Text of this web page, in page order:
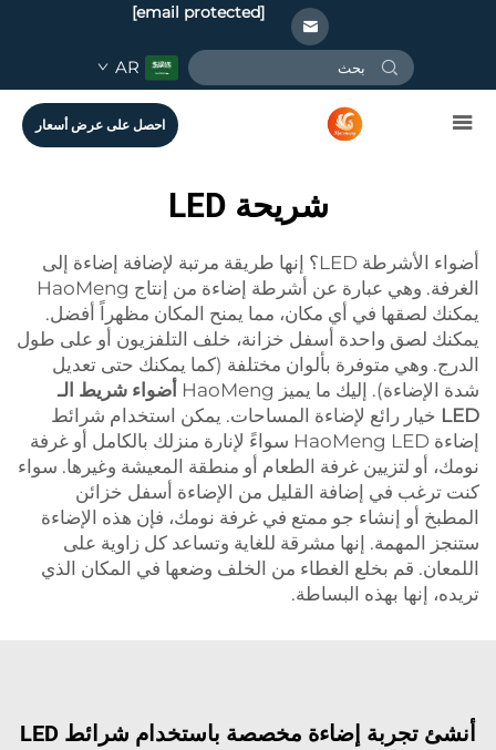
[email protected]
AR
احصل على عرض أسعار
شريحة LED
أضواء الأشرطة LED؟ إنها طريقة مرتبة لإضافة إضاءة إلى
الغرفة. وهي عبارة عن أشرطة إضاءة من إنتاج HaoMeng
يمكنك لصقها في أي مكان، مما يمنح المكان مظهراً أفضل.
يمكنك لصق واحدة أسفل خزانة، خلف التلفزيون أو على طول
الدرج. وهي متوفرة بألوان مختلفة (كما يمكنك حتى تعديل
شدة الإضاءة). إليك ما يميز HaoMeng
أضواء شريط الـ
LED خيار رائع لإضاءة المساحات. يمكن استخدام شرائط
إضاءة HaoMeng LED سواءً لإنارة منزلك بالكامل أو غرفة
نومك، أو لتزيين غرفة الطعام أو منطقة المعيشة وغيرها. سواء
كنت ترغب في إضافة القليل من الإضاءة أسفل خزائن
المطبخ أو إنشاء جو ممتع في غرفة نومك، فإن هذه الإضاءة
ستنجز المهمة. إنها مشرقة للغاية وتساعد كل زاوية على
اللمعان. قم بخلع الغطاء من الخلف وضعها في المكان الذي
تريده، إنها بهذه البساطة.
أنشئ تجربة إضاءة مخصصة باستخدام شرائط LED